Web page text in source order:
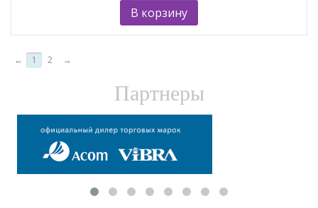
В корзину
← 1 2 →
Партнеры